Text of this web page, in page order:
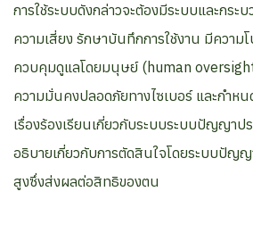
การใช้ระบบดังกล่าวจะต้องมีระบบและกระ
ความเสี่ยง รักษาบันทึกการใช้งาน มีความ
ควบคุมดูแลโดยมนุษย์ (human
ความมั่นคงปลอดภัยทางไซเบอร์ และกำห
เรื่องร้องเรียนเกี่ยวกับระบบระบบปัญญาป
อธิบายเกี่ยวกับการตัดสินใจโดยระบบปัญ
สูงซึ่งส่งผลต่อสิทธิของตน